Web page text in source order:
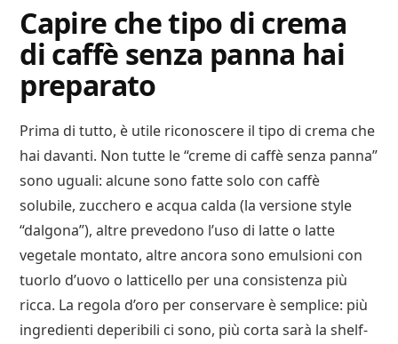
Capire che tipo di crema
di caffè senza panna hai
preparato
Prima di tutto, è utile riconoscere il tipo di crema che
hai davanti. Non tutte le “creme di caffè senza panna”
sono uguali: alcune sono fatte solo con caffè
solubile, zucchero e acqua calda (la versione style
“dalgona”), altre prevedono l’uso di latte o latte
vegetale montato, altre ancora sono emulsioni con
tuorlo d’uovo o latticello per una consistenza più
ricca. La regola d’oro per conservare è semplice: più
ingredienti deperibili ci sono, più corta sarà la shelf-